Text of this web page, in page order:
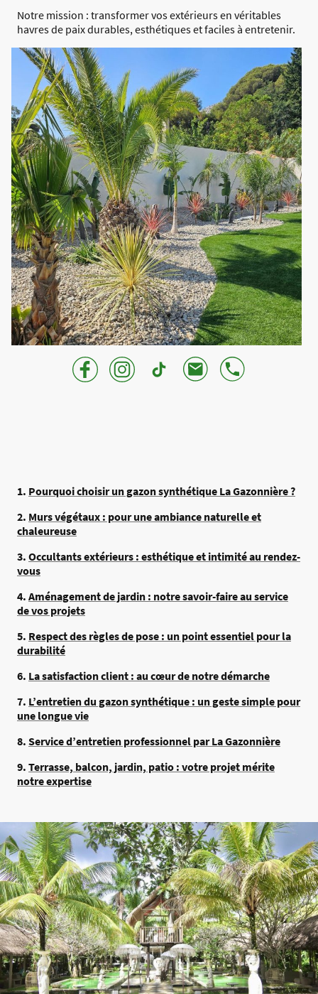
Notre mission : transformer vos extérieurs en véritables
havres de paix durables, esthétiques et faciles à entretenir.
1. Pourquoi choisir un gazon synthétique La Gazonnière ?
2. Murs végétaux : pour une ambiance naturelle et
chaleureuse
3. Occultants extérieurs : esthétique et intimité au rendez-
vous
4. Aménagement de jardin : notre savoir-faire au service
de vos projets
5. Respect des règles de pose : un point essentiel pour la
durabilité
6. La satisfaction client : au cœur de notre démarche
7. L’entretien du gazon synthétique : un geste simple pour
une longue vie
8. Service d’entretien professionnel par La Gazonnière
9. Terrasse, balcon, jardin, patio : votre projet mérite
notre expertise